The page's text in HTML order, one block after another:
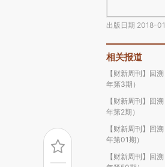
出版日期 2018-
相关报道
【财新周刊】回
年第3期）
【财新周刊】回
年第2期）
【财新周刊】回
年第01期）
【财新周刊】回